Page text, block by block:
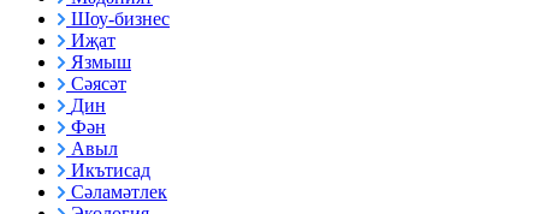
Шоу-бизнес
Иҗат
Язмыш
Сәясәт
Дин
Фән
Авыл
Икътисад
Сәламәтлек